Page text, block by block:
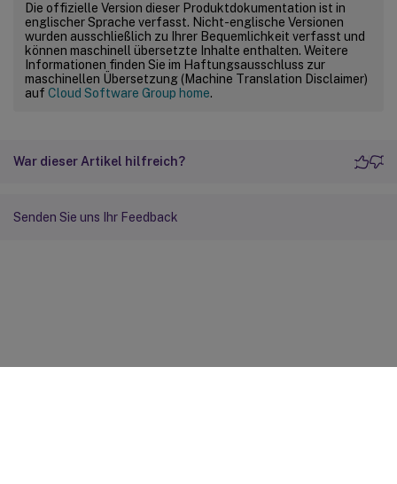
Die offizielle Version dieser Produktdokumentation ist in
englischer Sprache verfasst. Nicht-englische Versionen
wurden ausschließlich zu Ihrer Bequemlichkeit verfasst und
können maschinell übersetzte Inhalte enthalten. Weitere
Informationen finden Sie im Haftungsausschluss zur
maschinellen Übersetzung (Machine Translation Disclaimer)
auf Cloud Software Group home.
War dieser Artikel hilfreich?
Senden Sie uns Ihr Feedback